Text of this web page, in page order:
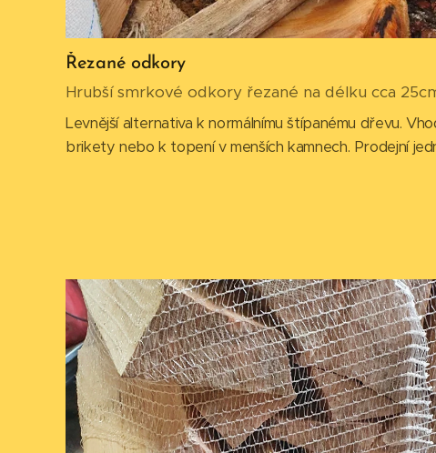
Řezané odkory
Hrubší smrkové odkory řezané na délku cca
Levnější alternativa k normálnímu štípanému dřevu.
brikety nebo k topení v menších kamnech. Prodejní